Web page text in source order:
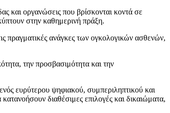
και οργανώσεις που βρίσκονται κοντά σε
στην καθημερινή πράξη.
πραγματικές ανάγκες των ογκολογικών ασθενών,
την προσβασιμότητα και την
ευρύτερου ψηφιακού, συμπεριληπτικού και
διαθέσιμες επιλογές και δικαιώματα,